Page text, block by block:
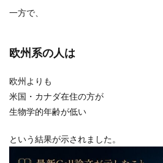
一方で、
欧州系の人は
欧州よりも
米国・カナダ在住の方が
生物学的年齢が低い
という結果が示されました。